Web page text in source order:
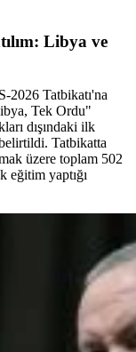
Libya ve
2026 Tatbikatı'na
Tek Ordu"
dışındaki ilk
Tatbikatta
üzere toplam 502
eğitim yaptığı